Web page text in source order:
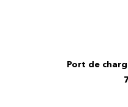
Port de